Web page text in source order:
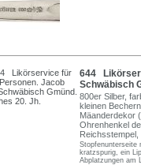
644
Schwäbisch
800er Silber,
kleinen
Mäanderdekor
Ohrenhenkel
Stopfenunterseite
kratzspurig, ein
Abplatzungen am